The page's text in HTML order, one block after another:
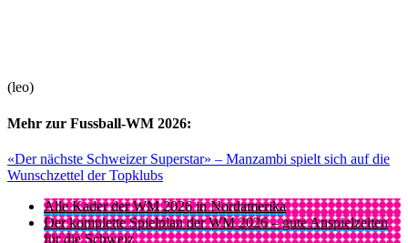
(leo)
Mehr zur Fussball-WM 2026:
«Der nächste Schweizer Superstar» – Manzambi spielt sich auf die
Wunschzettel der Topklubs
Alle Kader der WM 2026 in Nordamerika
Der komplette Spielplan der WM 2026 – gute Anspielzeiten
für die Schweiz